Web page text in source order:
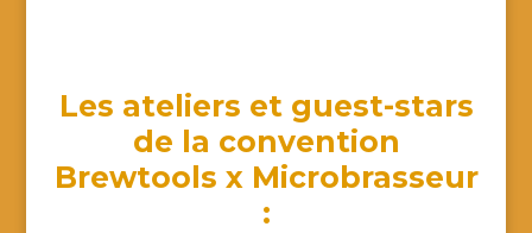
Les ateliers et guest-stars
de la convention
Brewtools x Microbrasseur
: